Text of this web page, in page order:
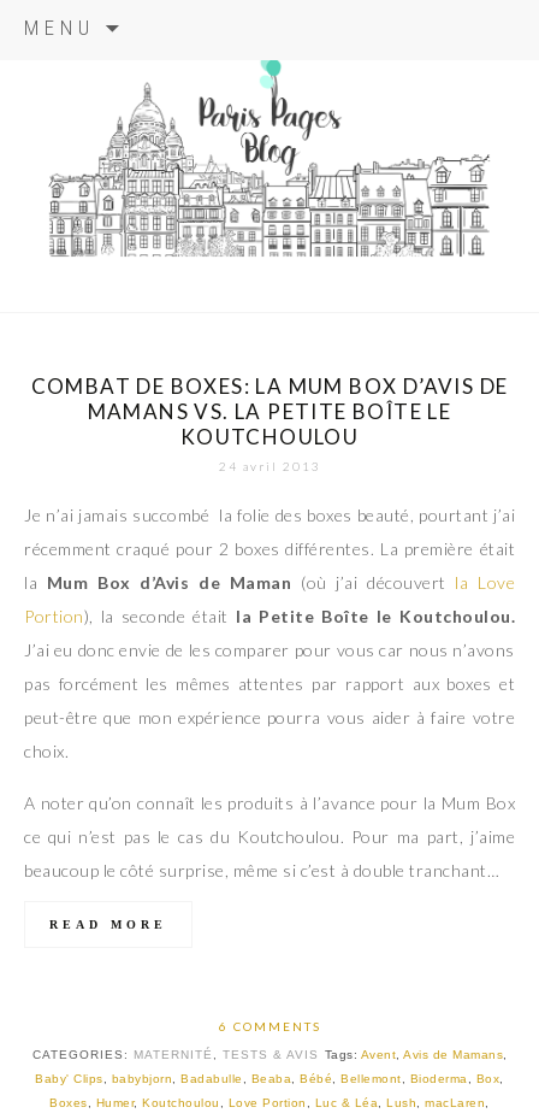
MENU
principal
paris pages
blog
COMBAT DE BOXES: LA MUM BOX D’AVIS DE
MAMANS VS. LA PETITE BOÎTE LE
KOUTCHOULOU
24 avril 2013
Je n’ai jamais succombé la folie des boxes beauté, pourtant j’ai
récemment craqué pour 2 boxes différentes. La première était
la Mum Box d’Avis de Maman (où j’ai découvert la Love
Portion), la seconde était la Petite Boîte le Koutchoulou.
J’ai eu donc envie de les comparer pour vous car nous n’avons
pas forcément les mêmes attentes par rapport aux boxes et
peut-être que mon expérience pourra vous aider à faire votre
choix.
A noter qu’on connaît les produits à l’avance pour la Mum Box
ce qui n’est pas le cas du Koutchoulou. Pour ma part, j’aime
beaucoup le côté surprise, même si c’est à double tranchant…
READ MORE
6 COMMENTS
CATEGORIES: MATERNITÉ TESTS & AVIS Tags: Avent Avis de Mamans
Baby' Clips
babybjorn ,Badabulle Beaba ,Bébé ,Bellemont Bioderma Box
Boxes
Humer,Koutchoulou Love Portion Luc & Léa ,Lush ,macLaren